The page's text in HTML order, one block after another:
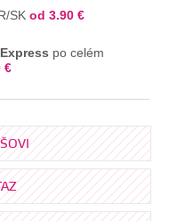
SKod 3.90 €
po celém
€